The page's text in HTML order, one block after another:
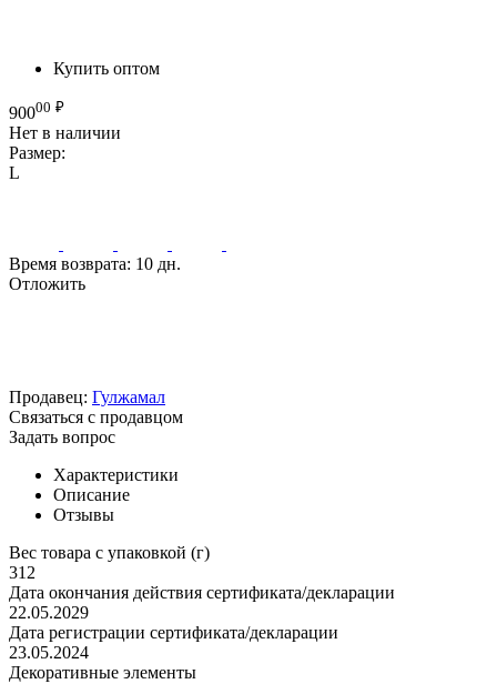
Купить оптом
90000 ₽
Нет в наличии
Размер:
L
Время возврата: 10 дн.
Отложить
Продавец: Гулжамал
Связаться с продавцом
Задать вопрос
Характеристики
Описание
Отзывы
Вес товара с упаковкой (г)
312
Дата окончания действия сертификата/декларации
22.05.2029
Дата регистрации сертификата/декларации
23.05.2024
Декоративные элементы